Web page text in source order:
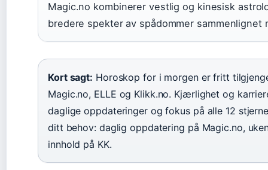
Magic.no kombinerer vestlig og kinesisk
bredere spekter av spådommer sammenlignet
Kort sagt: Horoskop for i morgen er fritt
Magic.no, ELLE og Klikk.no. Kjærlighet og
daglige oppdateringer og fokus på alle 12
ditt behov: daglig oppdatering på Magic.no,
innhold på KK.